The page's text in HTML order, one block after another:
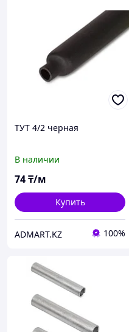
ТУТ 4/2 черная
В наличии
74₸/м
Купить
ADMART.KZ 100%